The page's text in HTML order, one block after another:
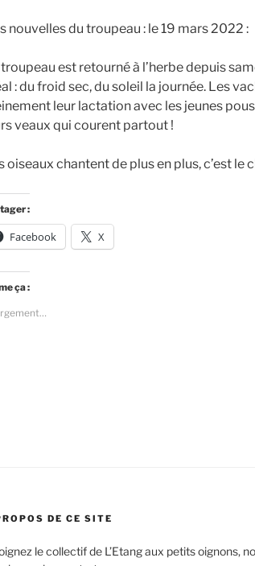
nouvelles du troupeau : le 19 mars 2022 :
troupeau est retourné à l’herbe depuis
: du froid sec, du soleil la journée. Les
leur lactation avec les jeunes
veaux qui courent partout !
oiseaux chantent de plus en plus, c’est le
:
Facebook X
ça :
DE CE SITE
le collectif de L’Etang aux petits oignons,